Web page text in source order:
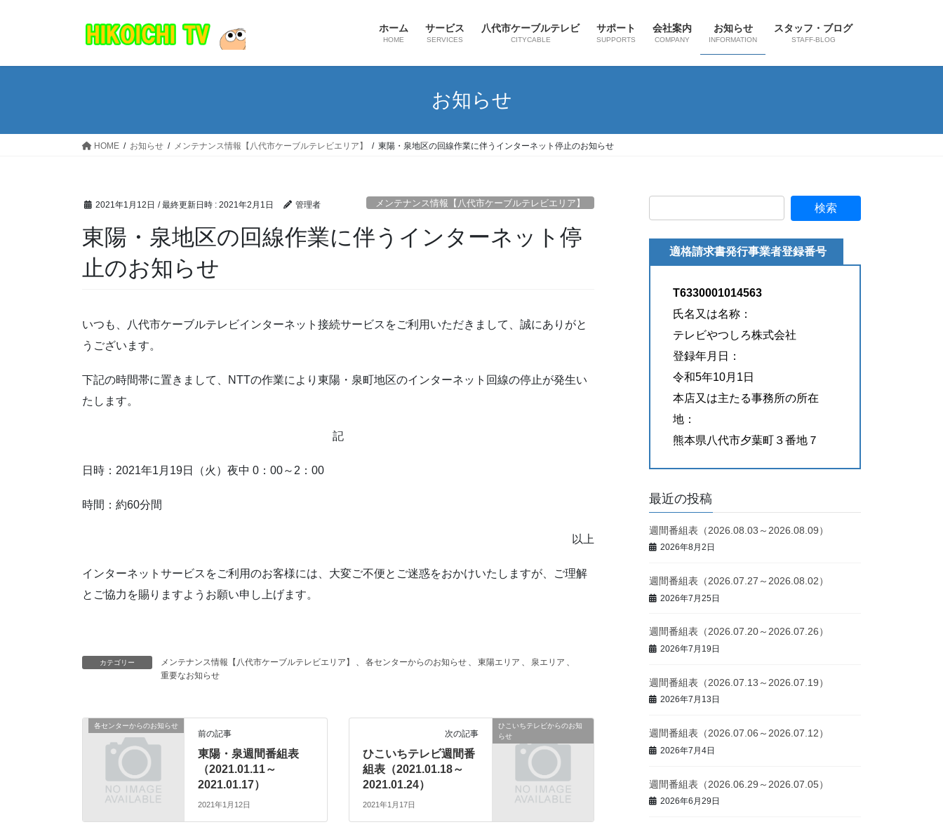
ホーム
HOME
サービス
SERVICES
八代市ケーブルテレビ
CITYCABLE
サポート
SUPPORTS
会社案内
COMPANY
お知らせ
INFORMATION
スタッフ・ブログ
STAFF-BLOG
お知らせ
HOME お知らせ メンテナンス情報【八代市ケーブルテレビエリア】 東陽・泉地区の回線作業に伴うインターネット停止のお知らせ
2021年1月12日 / 最終更新日時 : 2021年2月1日 管理者 メンテナンス情報【八代市ケーブルテレビエリア】
東陽・泉地区の回線作業に伴うインターネット停
止のお知らせ
いつも、八代市ケーブルテレビインターネット接続サービスをご利用いただきまして、誠にありがと
うございます。
下記の時間帯に置きまして、NTTの作業により東陽・泉町地区のインターネット回線の停止が発生い
たします。
記
日時：2021年1月19日 （火）夜中 0：00～2：00
時間：約60分間
以上
インターネットサービスをご利用のお客様には、大変ご不便とご迷惑をおかけいたしますが、ご理解
とご協力を賜りますようお願い申し上げます。
カテゴリー メンテナンス情報【八代市ケーブルテレビエリア】 各センターからのお知らせ 東陽エリア 泉エリア
重要なお知らせ
各センターからのお知らせ
前の記事
東陽・泉週間番組表
（2021.01.11～
2021.01.17）
2021年1月12日
ひこいちテレビからのお知
らせ
次の記事
ひこいちテレビ週間番
組表（2021.01.18～
2021.01.24）
2021年1月17日
適格請求書発行事業者登録番号
T6330001014563
氏名又は名称：
テレビやつしろ株式会社
登録年月日：
令和5年10月1日
本店又は主たる事務所の所在
地：
熊本県八代市夕葉町３番地７
最近の投稿
週間番組表（2026.08.03～2026.08.09）
2026年8月2日
週間番組表（2026.07.27～2026.08.02）
2026年7月25日
週間番組表（2026.07.20～2026.07.26）
2026年7月19日
週間番組表（2026.07.13～2026.07.19）
2026年7月13日
週間番組表（2026.07.06～2026.07.12）
2026年7月4日
週間番組表（2026.06.29～2026.07.05）
2026年6月29日